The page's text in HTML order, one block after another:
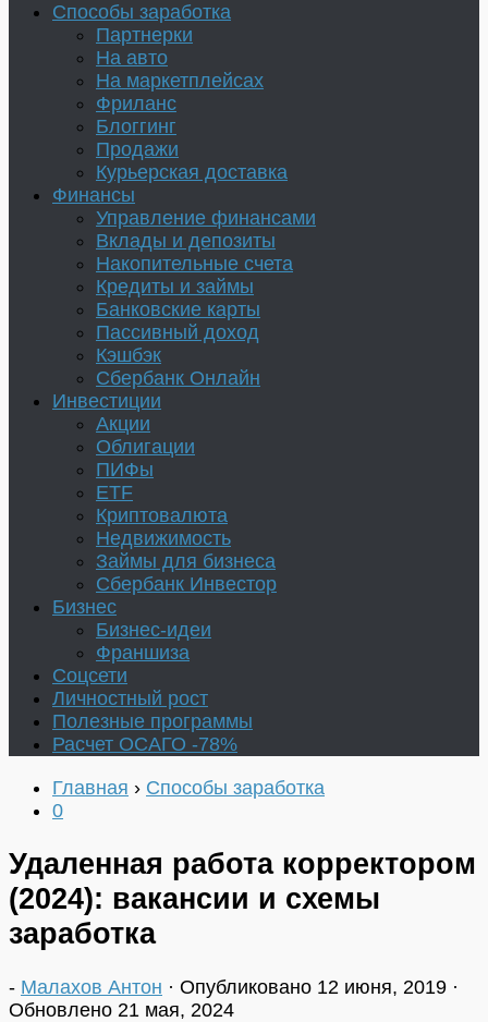
Способы заработка
Партнерки
На авто
На маркетплейсах
Фриланс
Блоггинг
Продажи
Курьерская доставка
Финансы
Управление финансами
Вклады и депозиты
Накопительные счета
Кредиты и займы
Банковские карты
Пассивный доход
Кэшбэк
Сбербанк Онлайн
Инвестиции
Акции
Облигации
ПИФы
ETF
Криптовалюта
Недвижимость
Займы для бизнеса
Сбербанк Инвестор
Бизнес
Бизнес-идеи
Франшиза
Соцсети
Личностный рост
Полезные программы
Расчет ОСАГО -78%
Главная › Способы заработка
0
Удаленная работа корректором
(2024): вакансии и схемы
заработка
- Малахов Антон · Опубликовано 12 июня, 2019 ·
Обновлено 21 мая, 2024